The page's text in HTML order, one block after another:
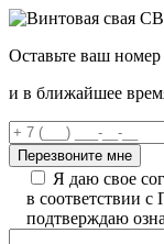
Оставьте ваш номер
и в ближайшее
Я даю свое
в соответствии
подтверждаю